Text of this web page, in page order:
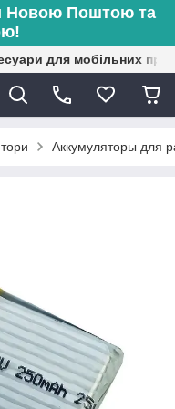
Новою Поштою та
для мобільних
Аккумуляторы для